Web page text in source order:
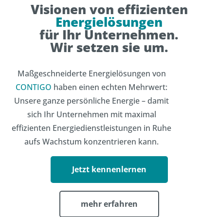
Visionen von effizienten
Energielösungen
für Ihr Unternehmen.
Wir setzen sie um.
Maßgeschneiderte Energielösungen von
CONTIGO haben einen echten Mehrwert:
Unsere ganze persönliche Energie – damit
sich Ihr Unternehmen mit maximal
effizienten Energiedienstleistungen in Ruhe
aufs Wachstum konzentrieren kann.
Jetzt kennenlernen
mehr erfahren